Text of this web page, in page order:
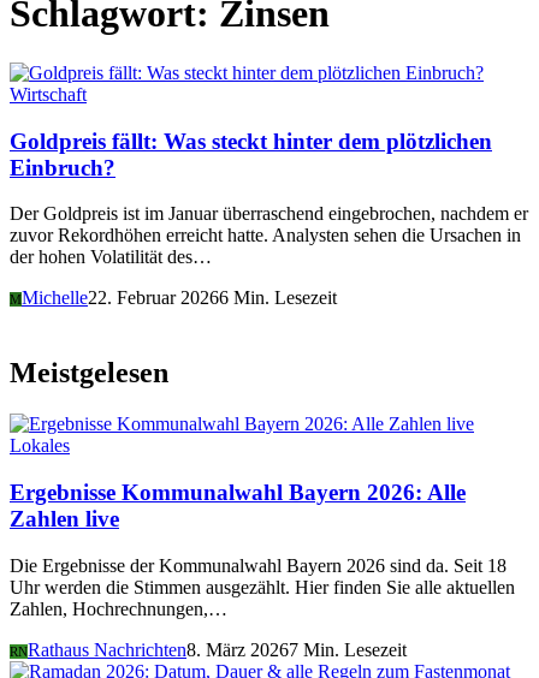
Schlagwort: Zinsen
Wirtschaft
Goldpreis fällt: Was steckt hinter dem plötzlichen
Einbruch?
Der Goldpreis ist im Januar überraschend eingebrochen, nachdem er
zuvor Rekordhöhen erreicht hatte. Analysten sehen die Ursachen in
der hohen Volatilität des…
MMichelle22. Februar 20266 Min. Lesezeit
Meistgelesen
Lokales
Ergebnisse Kommunalwahl Bayern 2026: Alle
Zahlen live
Die Ergebnisse der Kommunalwahl Bayern 2026 sind da. Seit 18
Uhr werden die Stimmen ausgezählt. Hier finden Sie alle aktuellen
Zahlen, Hochrechnungen,…
RNRathaus Nachrichten8. März 20267 Min. Lesezeit